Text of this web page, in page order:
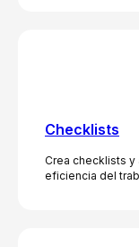
Checklists
Crea checklists y
eficiencia del